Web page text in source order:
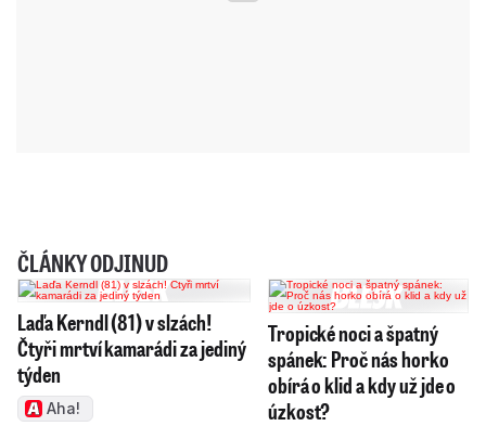
ČLÁNKY ODJINUD
Laďa Kerndl (81) v slzách!
Čtyři mrtví kamarádi za jediný
týden
Aha!
Tropické noci a špatný
spánek: Proč nás horko
obírá o klid a kdy už jde o
úzkost?